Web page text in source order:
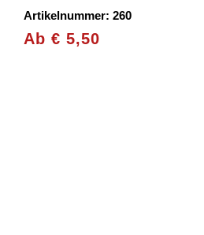
Artikelnummer: 260
Ab € 5,50